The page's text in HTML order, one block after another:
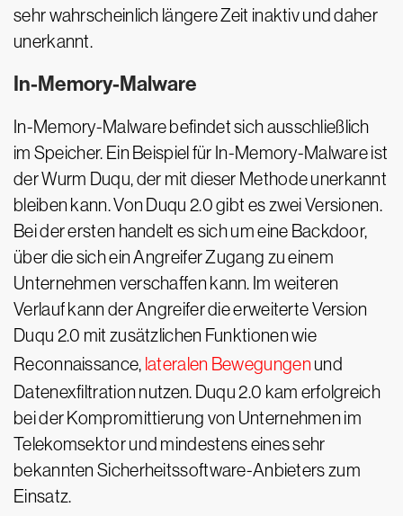
sehr wahrscheinlich längere Zeit inaktiv und daher
unerkannt.
In-Memory-Malware
In-Memory-Malware befindet sich ausschließlich
im Speicher. Ein Beispiel für In-Memory-Malware ist
der Wurm Duqu, der mit dieser Methode unerkannt
bleiben kann. Von Duqu 2.0 gibt es zwei Versionen.
Bei der ersten handelt es sich um eine Backdoor,
über die sich ein Angreifer Zugang zu einem
Unternehmen verschaffen kann. Im weiteren
Verlauf kann der Angreifer die erweiterte Version
Duqu 2.0 mit zusätzlichen Funktionen wie
Reconnaissance, lateralen Bewegungen und
Datenexfiltration nutzen. Duqu 2.0 kam erfolgreich
bei der Kompromittierung von Unternehmen im
Telekomsektor und mindestens eines sehr
bekannten Sicherheitssoftware-Anbieters zum
Einsatz.